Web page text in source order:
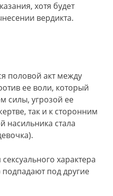
хотя будет
вердикта.
половой акт между
ее воли, который
силы, угрозой ее
так и к сторонним
насильника стала
характера
под другие